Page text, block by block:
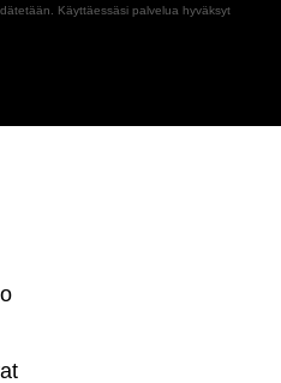
Käyttäessäsi palvelua hyväksyt